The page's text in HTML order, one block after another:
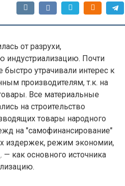
от разрухи,
индустриализацию. Почти
быстро утрачивали интерес к
производителям, т.к. на
Все материальные
на строительство
товары народного
на "самофинансирование"
издержек, режим экономии,
— как основного источника